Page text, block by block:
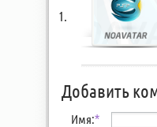
Добавить
Имя:*